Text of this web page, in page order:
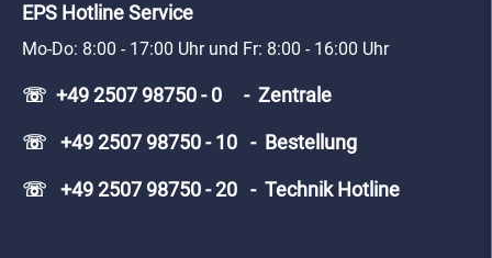
EPS Hotline Service
Mo-Do: 8:00 - 17:00 Uhr und Fr: 8:00 - 16:00 Uhr
☏ +49 2507 98750 - 0 - Zentrale
☏ +49 2507 98750 - 10 - Bestellung
☏ +49 2507 98750 - 20 - Technik Hotline